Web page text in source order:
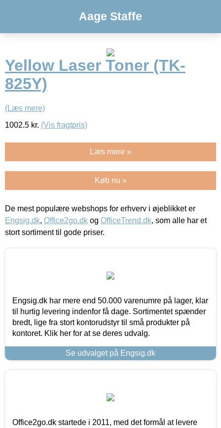
Aage Staffe
Yellow Laser Toner (TK-
825Y)
(Læs mere)
1002.5 kr. (Vis fragtpris)
Læs mere »
Køb nu »
De mest populære webshops for erhverv i øjeblikket er
Engsig.dk, Office2go.dk og OfficeTrend.dk, som alle har et
stort sortiment til gode priser.
Engsig.dk har mere end 50.000 varenumre på lager, klar
til hurtig levering indenfor få dage. Sortimentet spænder
bredt, lige fra stort kontorudstyr til små produkter på
kontoret. Klik her for at se deres udvalg.
Se udvalget på Engsig.dk
Office2go.dk startede i 2011, med det formål at levere